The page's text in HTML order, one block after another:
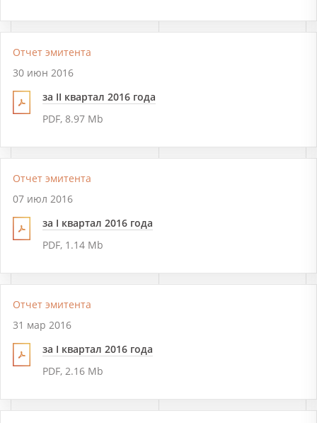
Отчет эмитента
30 июн 2016
за II квартал 2016 года
PDF, 8.97 Mb
Отчет эмитента
07 июл 2016
за I квартал 2016 года
PDF, 1.14 Mb
Отчет эмитента
31 мар 2016
за I квартал 2016 года
PDF, 2.16 Mb